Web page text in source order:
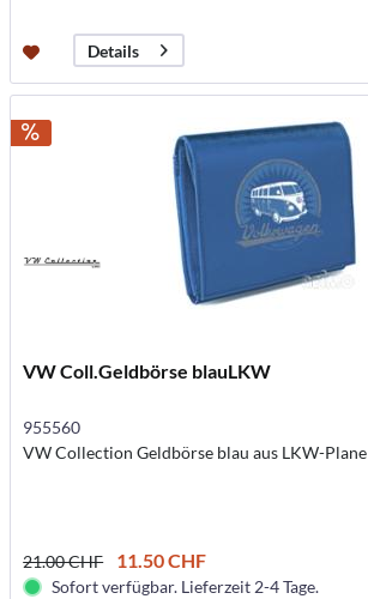
Details
VW Coll.Geldbörse blauLKW
955560
VW Collection Geldbörse blau aus LKW-Plane
21.00 CHF 11.50 CHF
Sofort verfügbar. Lieferzeit 2-4 Tage.